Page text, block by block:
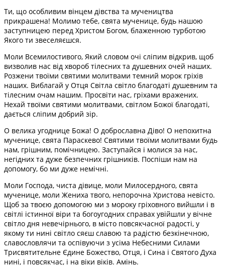
Ти, що особливим вінцем дівства та мучеництва
прикрашена! Молимо тебе, свята мученице, будь нашою
заступницею перед Христом Богом, блаженною турботою
Якого ти звеселяєшся.
Моли Всемилостивого, Який словом очі сліпим відкрив, щоб
визволив нас від хвороб тілесних та душевних очей наших.
Розжени твоїми святими молитвами темний морок гріхів
наших. Виблагай у Отця Світла світло благодаті душевним та
тілесним очам нашим. Просвіти нас, гріхами вражених.
Нехай твоїми святими молитвами, світлом Божої благодаті,
дається сліпим добрий зір.
О велика угоднице Божа! О доброславна Діво! О непохитна
мученице, свята Параскево! Святими твоїми молитвами будь
нам, грішним, помічницею. Заступайся і молися за нас,
негідних та дуже безпечних грішників. Поспіши нам на
допомогу, бо ми дуже немічні.
Моли Господа, чиста дівице, моли Милосердного, свята
мученице, моли Жениха твого, непорочна Христова невісто.
Щоб за твоєю допомогою ми з мороку гріховного вийшли і в
світлі істинної віри та богоугодних справах увійшли у вічне
світло дня невечірнього, в місто повсякчасної радості, у
якому ти нині світло сяєш славою та радістю безкінечною,
славословлячи та оспівуючи з усіма Небесними Силами
Трисвятительне Єдине Божество, Отця, і Сина і Святого Духа
нині, і повсякчас, і на віки віків. Амінь.